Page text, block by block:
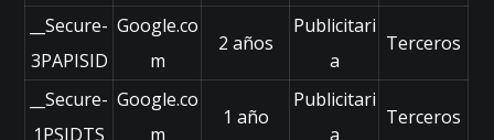
__Secure-
3PAPISID
Google.co
m
2 años
Publicitari
a
Terceros
__Secure-
1PSIDTS
Google.co
m
1 año
Publicitari
a
Terceros
a
d
e
la
w
e